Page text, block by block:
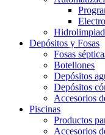
Depósitos y Fosas
Fosas
Botellones
Depósitos
Depósitos
Accesorios
Piscinas
Productos
Accesorios